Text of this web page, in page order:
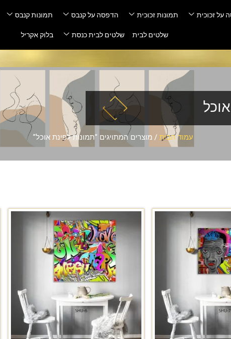
על זכוכית תמונות זכוכית הדפסה על קנבס תמונות קנבס
שלטים לבית
שלטים לבית כנסת בלוק אקריל
עמוד הבית/ מוצרים המתויגים “תמונות לפינת אוכל”